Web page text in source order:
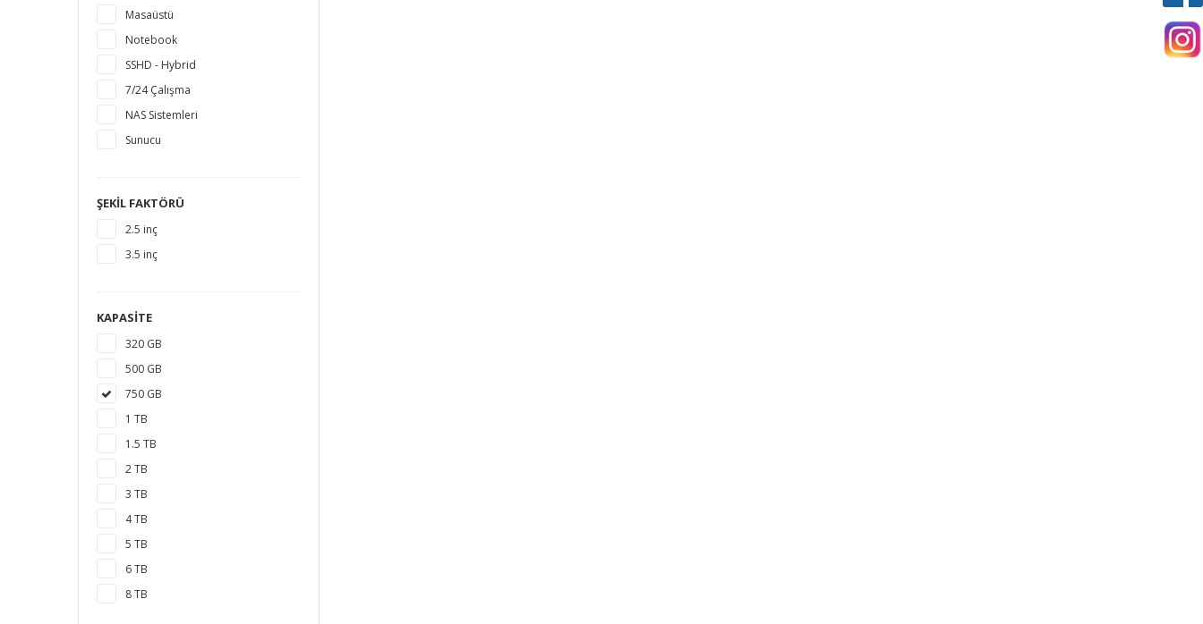
Masaüstü
Notebook
SSHD - Hybrid
7/24 Çalışma
NAS Sistemleri
Sunucu
ŞEKIL FAKTÖRÜ
2.5 inç
3.5 inç
KAPASITE
320 GB
500 GB
750 GB
1 TB
1.5 TB
2 TB
3 TB
4 TB
5 TB
6 TB
8 TB